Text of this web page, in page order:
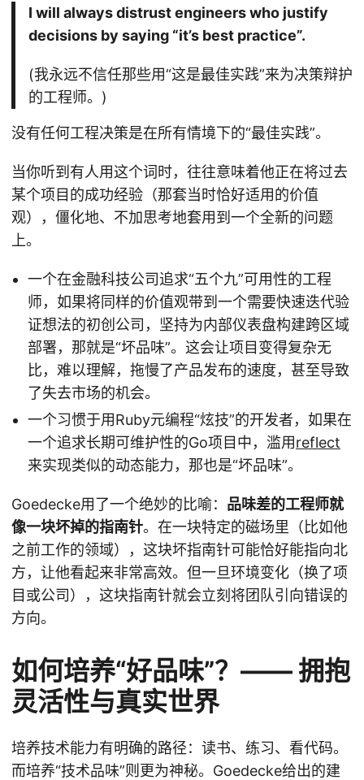
I will always distrust engineers who justify
decisions by saying “it’s best practice”.
(我永远不信任那些用“这是最佳实践”来为决策辩护
的工程师。)
没有任何工程决策是在所有情境下的“最佳实践”。
当你听到有人用这个词时，往往意味着他正在将过去
某个项目的成功经验（那套当时恰好适用的价值
观），僵化地、不加思考地套用到一个全新的问题
上。
一个在金融科技公司追求“五个九”可用性的工程
师，如果将同样的价值观带到一个需要快速迭代验
证想法的初创公司，坚持为内部仪表盘构建跨区域
部署，那就是“坏品味”。这会让项目变得复杂无
比，难以理解，拖慢了产品发布的速度，甚至导致
了失去市场的机会。
一个习惯于用Ruby元编程“炫技”的开发者，如果在
一个追求长期可维护性的Go项目中，滥用reflect
来实现类似的动态能力，那也是“坏品味”。
Goedecke用了一个绝妙的比喻： 品味差的工程师就
像一块坏掉的指南针。在一块特定的磁场里（比如他
之前工作的领域），这块坏指南针可能恰好能指向北
方，让他看起来非常高效。但一旦环境变化（换了项
目或公司），这块指南针就会立刻将团队引向错误的
方向。
如何培养“好品味”？—— 拥抱
灵活性与真实世界
培养技术能力有明确的路径：读书、练习、看代码。
而培养“技术品味”则更为神秘。Goedecke给出的建